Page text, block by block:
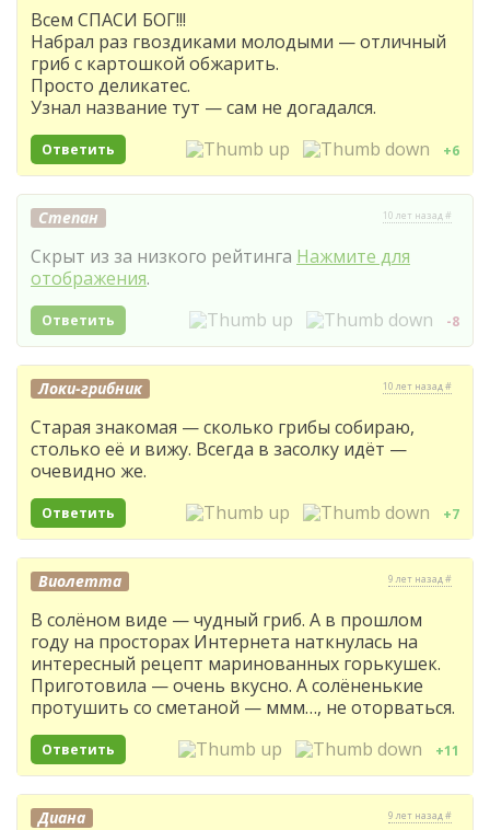
Всем СПАСИ БОГ!!!
Набрал раз гвоздиками молодыми — отличный
гриб с картошкой обжарить.
Просто деликатес.
Узнал название тут — сам не догадался.
Ответить +6
Степан 10 лет назад #
Скрыт из за низкого рейтинга Нажмите для
отображения.
Ответить -8
Локи-грибник 10 лет назад #
Старая знакомая — сколько грибы собираю,
столько её и вижу. Всегда в засолку идёт —
очевидно же.
Ответить +7
Виолетта 9 лет назад #
В солёном виде — чудный гриб. А в прошлом
году на просторах Интернета наткнулась на
интересный рецепт маринованных горькушек.
Приготовила — очень вкусно. А солёненькие
протушить со сметаной — ммм…, не оторваться.
Ответить +11
Диана 9 лет назад #